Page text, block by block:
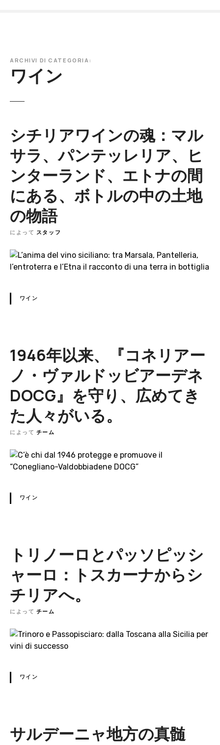
ARCHIVI DI CATEGORIA:
ワイン
シチリアワインの魂：マル
サラ、パンテッレリア、ヒ
ンターランド、エトナの間
にある、ボトルの中の土地
の物語
によって スタッフ
ワイン
1946年以来、『コネリアー
ノ・ヴァルドッビアーデネ
DOCG』を守り、広めてき
た人々がいる。
によって チーム
ワイン
トリノーロとパッソピッシ
ャーロ：トスカーナからシ
チリアへ。
によって チーム
ワイン
サルデーニャ地方の真髄